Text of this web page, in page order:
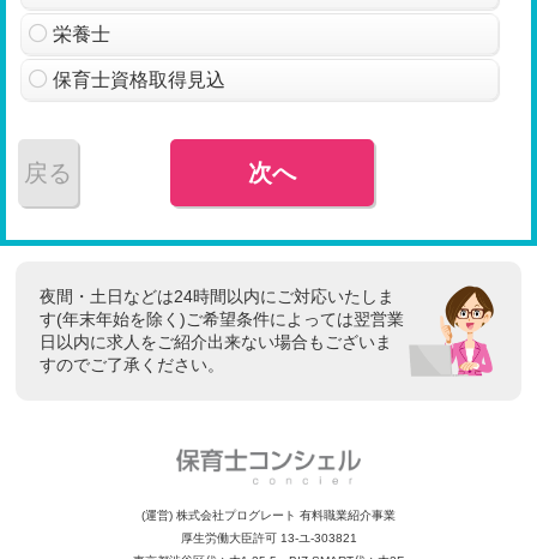
栄養士
保育士資格取得見込
戻る 次へ
夜間・土日などは24時間以内にご対応いたしま
す(年末年始を除く)ご希望条件によっては翌営業
日以内に求人をご紹介出来ない場合もございま
すのでご了承ください。
(運営) 株式会社プログレート 有料職業紹介事業
厚生労働大臣許可 13-ユ-303821